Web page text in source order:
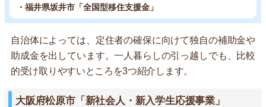
・福井県坂井市「全国型移住支援金」
自治体によっては、定住者の確保に向けて独自の補助金や
助成金を出しています。一人暮らしの引っ越しでも、比較
的受け取りやすいところを3つ紹介します。
大阪府松原市「新社会人・新入学生応援事業」